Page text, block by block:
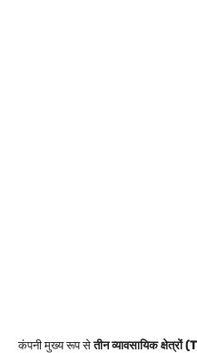
कंपनी मुख्य रूप सेतीन व्यावसायिक